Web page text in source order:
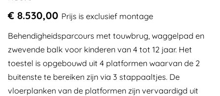
€ 8.530,00 Prijs is exclusief montage
Behendigheidsparcours met touwbrug, waggelpad en
zwevende balk voor kinderen van 4 tot 12 jaar. Het
toestel is opgebouwd uit 4 platformen waarvan de 2
buitenste te bereiken zijn via 3 stappaaltjes. De
vloerplanken van de platformen zijn vervaardigd uit